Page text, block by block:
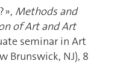
», Methods and
of Art and Art
seminar in Art
Brunswick, NJ), 8